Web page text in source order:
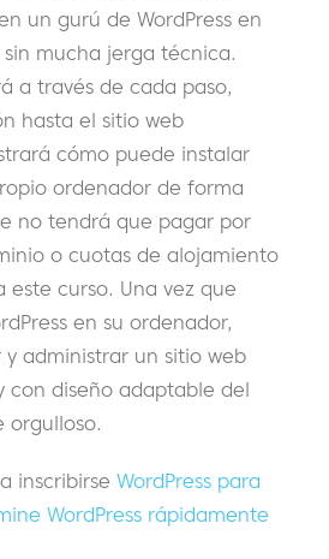
un gurú de WordPress en
mucha jerga técnica.
a través de cada paso,
hasta el sitio web
cómo puede instalar
ordenador de forma
no tendrá que pagar por
o cuotas de alojamiento
este curso. Una vez que
en su ordenador,
administrar un sitio web
con diseño adaptable del
orgulloso.
inscribirse WordPress para
WordPress rápidamente